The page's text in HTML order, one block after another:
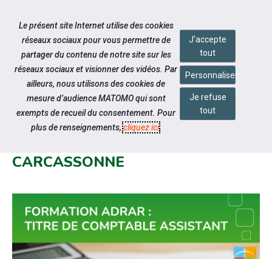
Aller au contenu
Notre actualité
FORMATION ADRAR : TITRE DE
CARCASSONNE
Le présent site Internet utilise des cookies
réseaux sociaux pour vous permettre de
partager du contenu de notre site sur les
réseaux sociaux et visionner des vidéos. Par
ailleurs, nous utilisons des cookies de
mesure d’audience MATOMO qui sont
exempts de recueil du consentement. Pour
plus de renseignements,cliquez ici.
J'accepte
tout
Personnaliser
Je refuse
tout